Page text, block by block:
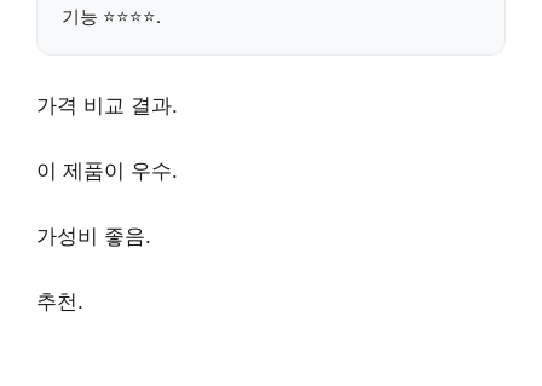
기능 ⭐⭐⭐⭐.
가격 비교 결과.
이 제품이 우수.
가성비 좋음.
추천.